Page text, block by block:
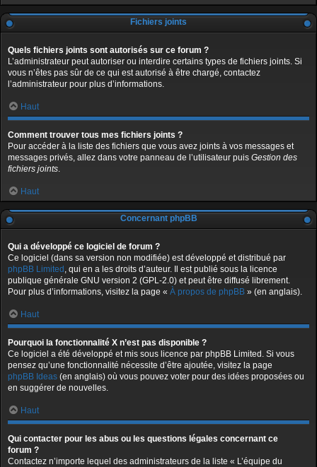
Fichiers joints
Quels fichiers joints sont autorisés sur ce forum ?
L’administrateur peut autoriser ou interdire certains types de fichiers joints. Si
vous n’êtes pas sûr de ce qui est autorisé à être chargé, contactez
l’administrateur pour plus d’informations.
Haut
Comment trouver tous mes fichiers joints ?
Pour accéder à la liste des fichiers que vous avez joints à vos messages et
messages privés, allez dans votre panneau de l’utilisateur puis Gestion des
fichiers joints.
Haut
Concernant phpBB
Qui a développé ce logiciel de forum ?
Ce logiciel (dans sa version non modifiée) est développé et distribué par
phpBB Limited , qui en a les droits d’auteur. Il est publié sous la licence
publique générale GNU version 2 (GPL-2.0) et peut être diffusé librement.
Pour plus d’informations, visitez la page « À propos de phpBB » (en anglais).
Haut
Pourquoi la fonctionnalité X n’est pas disponible ?
Ce logiciel a été développé et mis sous licence par phpBB Limited. Si vous
pensez qu’une fonctionnalité nécessite d’être ajoutée, visitez la page
phpBB Ideas (en anglais) où vous pouvez voter pour des idées proposées ou
en suggérer de nouvelles.
Haut
Qui contacter pour les abus ou les questions légales concernant ce
forum ?
Contactez n’importe lequel des administrateurs de la liste « L’équipe du